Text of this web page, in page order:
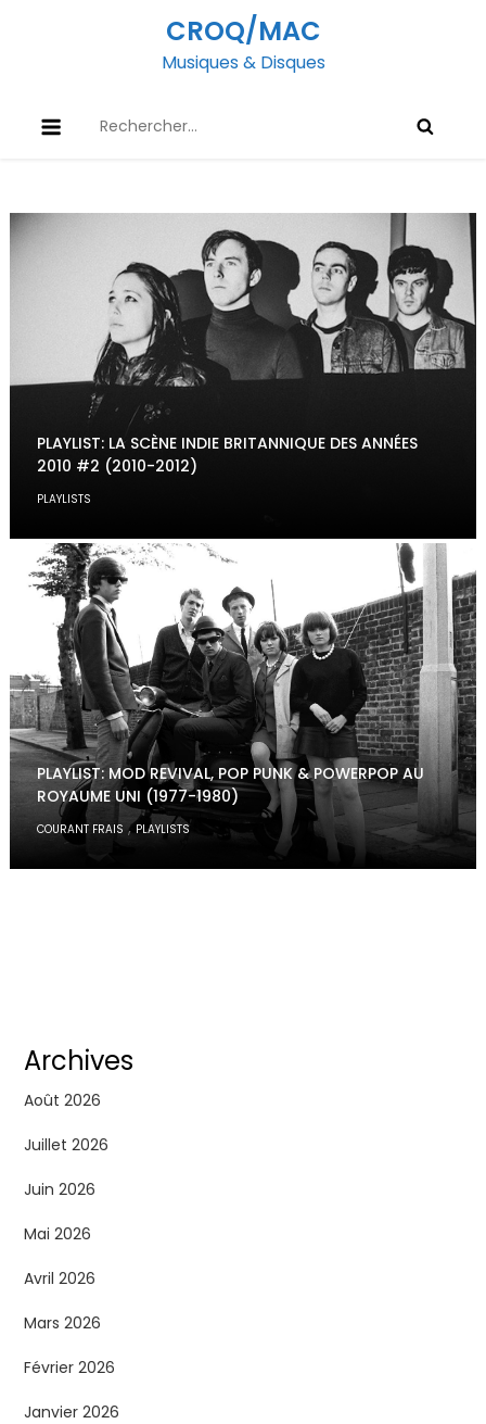
CROQ/MAC
Musiques & Disques
PLAYLIST: LA SCÈNE INDIE BRITANNIQUE DES ANNÉES
2010 #2 (2010-2012)
PLAYLISTS
PLAYLIST: MOD REVIVAL, POP PUNK & POWERPOP AU
ROYAUME UNI (1977-1980)
COURANT FRAIS ,PLAYLISTS
Archives
Août 2026
Juillet 2026
Juin 2026
Mai 2026
Avril 2026
Mars 2026
Février 2026
Janvier 2026